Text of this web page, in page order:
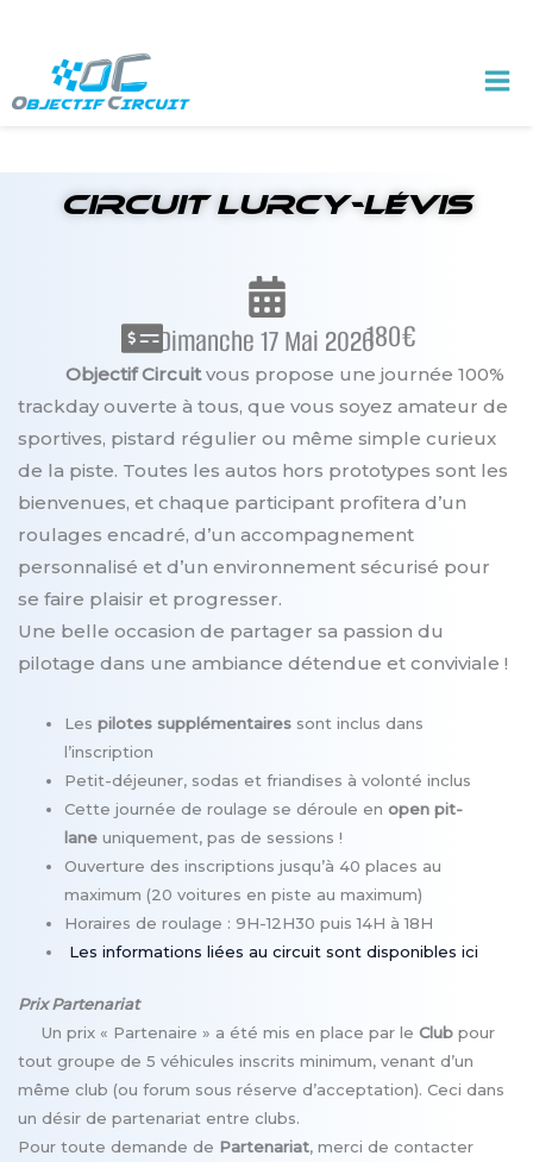
contenu
circuit Lurcy-Lévis
Dimanche 17 Mai 2026180€
Objectif Circuitvous propose une journée 100%
trackday ouverte à tous, que vous soyez amateur de
sportives, pistard régulier ou même simple curieux
de la piste. Toutes les autos hors prototypes sont les
bienvenues, et chaque participant profitera d’un
roulages encadré, d’un accompagnement
personnalisé et d’un environnement sécurisé pour
se faire plaisir et progresser.
Une belle occasion de partager sa passion du
pilotage dans une ambiance détendue et conviviale !
Les pilotes supplémentaires sont inclus dans
l’inscription
Petit-déjeuner, sodas et friandises à volonté inclus
Cette journée de roulage se déroule en open pit-
lane uniquement, pas de sessions !
Ouverture des inscriptions jusqu’à 40 places au
maximum (20 voitures en piste au maximum)
Horaires de roulage : 9H-12H30 puis 14H à 18H
Les informations liées au circuit sont disponibles ici
Prix Partenariat
Un prix « Partenaire » a été mis en place par le Club pour
tout groupe de 5 véhicules inscrits minimum, venant d’un
même club (ou forum sous réserve d’acceptation). Ceci dans
un désir de partenariat entre clubs.
Pour toute demande de Partenariat, merci de contacter